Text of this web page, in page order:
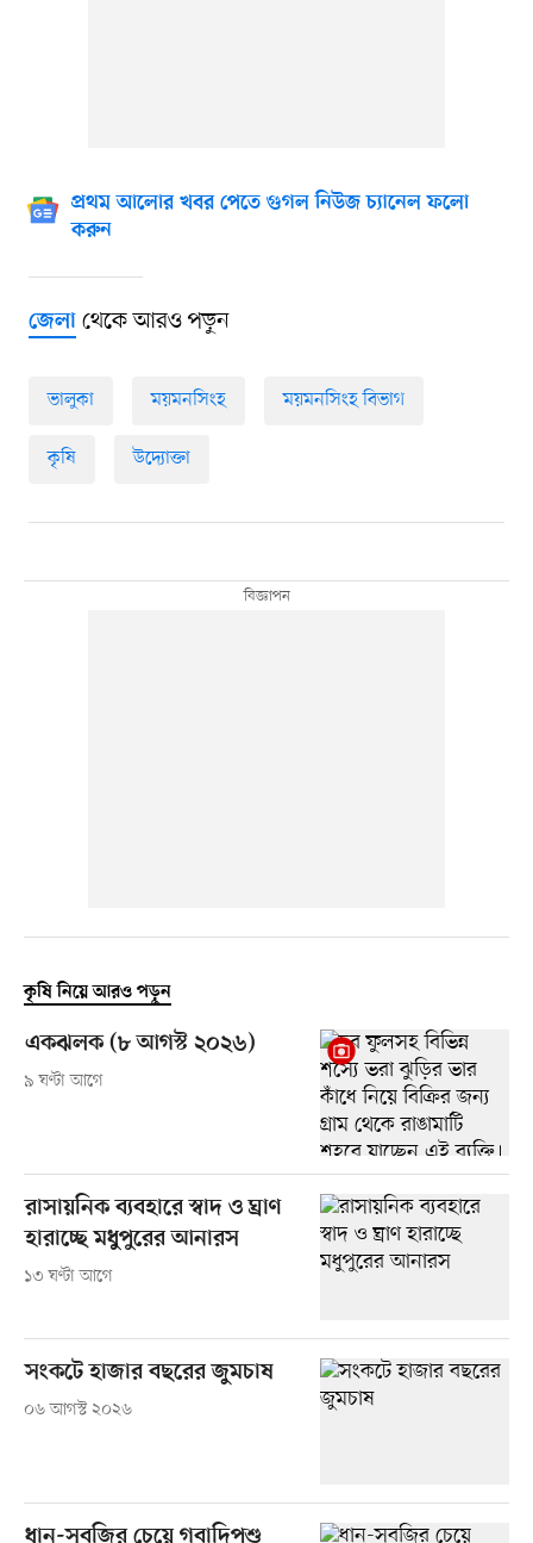
প্রথম আলোর খবর পেতে গুগল নিউজ চ্যানেল ফলো
করুন
জেলাথেকে আরও পড়ুন
ভালুকা ময়মনসিংহ ময়মনসিংহ বিভাগ
কৃষি উদ্যোক্তা
কৃষি নিয়ে আরও পড়ুন
একঝলক (৮ আগস্ট ২০২৬)
৯ ঘণ্টা আগে
রাসায়নিক ব্যবহারে স্বাদ ও ঘ্রাণ
হারাচ্ছে মধুপুরের আনারস
১৩ ঘণ্টা আগে
সংকটে হাজার বছরের জুমচাষ
০৬ আগস্ট ২০২৬